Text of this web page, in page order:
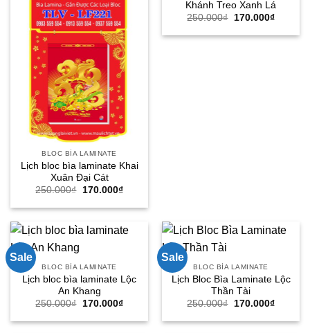
BLOC BÌA LAMINATE
Lịch bloc bìa laminate Khai
Xuân Đại Cát
250.000₫
Giá
là:
170.000₫Giá
tại
170.000₫.
Khánh Treo Xanh Lá
250.000₫
Giá
là:
170.000₫Giá
tại
Sale
BLOC BÌA LAMINATE
Lịch bloc bìa laminate Lộc
An Khang
250.000₫
Giá
là:
170.000₫Giá
tại
Sale
BLOC BÌA LAMINATE
Lịch Bloc Bìa Laminate Lộc
Thần Tài
250.000₫
Giá
là:
170.000₫Giá
tại